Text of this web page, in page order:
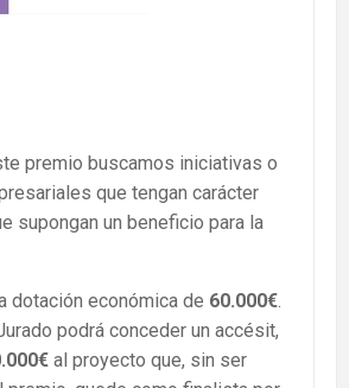
premio buscamos iniciativas o
que tengan carácter
supongan un beneficio para la
dotación económica de 60.000€.
podrá conceder un accésit,
al proyecto que, sin ser